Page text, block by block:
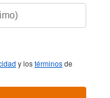
y lostérminosde